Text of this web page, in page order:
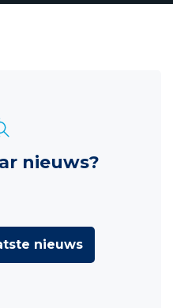
nieuws?
nieuws